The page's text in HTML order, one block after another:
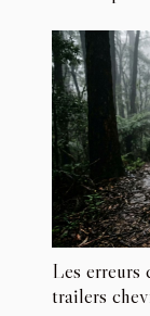
Les erreurs
trailers